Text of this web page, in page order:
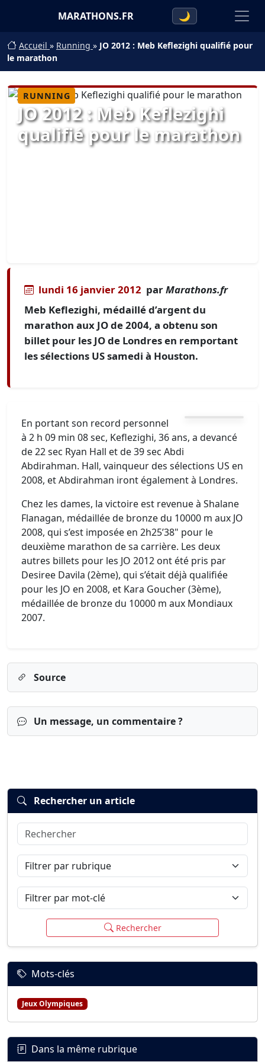
MARATHONS.FR 🌙
Accueil » Running » JO 2012 : Meb Keflezighi qualifié pour
le marathon
RUNNING
JO 2012 : Meb Keflezighi
qualifié pour le marathon
lundi 16 janvier 2012 parMarathons.fr
Meb Keflezighi, médaillé d’argent du
marathon aux JO de 2004, a obtenu son
billet pour les JO de Londres en remportant
les sélections US samedi à Houston.
En portant son record personnel
à 2 h 09 min 08 sec, Keflezighi, 36 ans, a devancé
de 22 sec Ryan Hall et de 39 sec Abdi
Abdirahman. Hall, vainqueur des sélections US en
2008, et Abdirahman iront également à Londres.
Chez les dames, la victoire est revenue à Shalane
Flanagan, médaillée de bronze du 10000 m aux JO
2008, qui s’est imposée en 2h25’38" pour le
deuxième marathon de sa carrière. Les deux
autres billets pour les JO 2012 ont été pris par
Desiree Davila (2ème), qui s’était déjà qualifiée
pour les JO en 2008, et Kara Goucher (3ème),
médaillée de bronze du 10000 m aux Mondiaux
2007.
Source
Un message, un commentaire ?
Connexion
Rechercher un article
Rechercher
Filtrer par rubrique
Filtrer par mot-clé
Rechercher
Mots-clés
Jeux Olympiques
Dans la même rubrique